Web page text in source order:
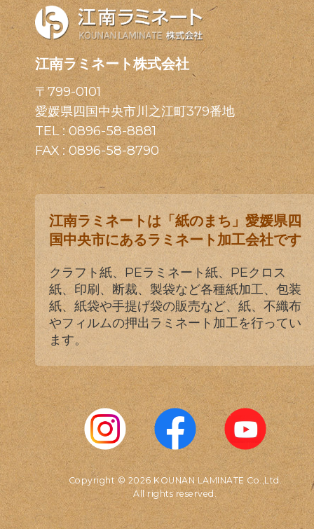
江南ラミネート株式会社
〒799-0101
愛媛県四国中央市川之江町379番地
TEL :0896-58-8881
FAX : 0896-58-8790
江南ラミネートは「紙のまち」愛媛県四
国中央市にあるラミネート加工会社です
クラフト紙、PEラミネート紙、PEクロス
紙、印刷、断裁、製袋など各種紙加工、包装
紙、紙袋や手提げ袋の販売など、紙、不織布
やフィルムの押出ラミネート加工を行ってい
ます。
Copyright © 2026 KOUNAN LAMINATE Co.,Ltd.
All rights reserved.